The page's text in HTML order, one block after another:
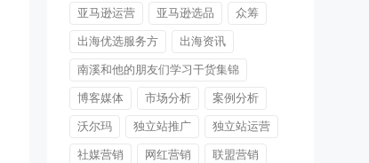
亚马逊运营 亚马逊选品 众筹
出海优选服务方 出海资讯
南溪和他的朋友们学习干货集锦
博客媒体 市场分析 案例分析
沃尔玛 独立站推广 独立站运营
社媒营销 网红营销 联盟营销